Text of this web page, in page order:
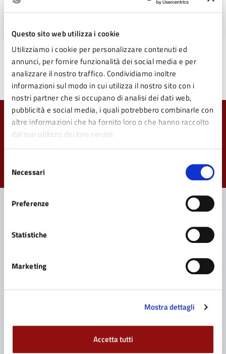
Questo sito web utilizza i cookie
Utilizziamo i cookie per personalizzare contenuti ed
annunci, per fornire funzionalità dei social media e per
analizzare il nostro traffico. Condividiamo inoltre
informazioni sul modo in cui utilizza il nostro sito con i
nostri partner che si occupano di analisi dei dati web,
pubblicità e social media, i quali potrebbero combinarle con
altre informazioni che ha fornito loro o che hanno raccolto
dal suo utilizzo dei loro servizi.
del
consenso
Necessari
Preferenze
Statistiche
Marketing
Mostra dettagli
Accetta tutti
Domanda Contributi Singola Iniziativa 2019
Ultimo aggiornamento:23/05/2019 12:32
Quanto sono chiare le informazioni su questa
pagina?
Valuta 3 stelle su 5
Valuta 2 stelle su 5
Valuta 1 stelle su 5
Contatta il Comune
Richiedi assistenza
Prenota appuntamento
Segnala disservizio